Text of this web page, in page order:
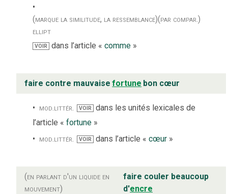
(marque la similitude, la ressemblance)(par compar.)
ellipt
VOIR dans l’article «comme »
faire contre mauvaise fortune bon cœur
mod.littér. VOIR
dans les unités lexicales de
l’article « fortune »
mod.littér. VOIR dans l’article « cœur»
(en parlant d'un liquide en
mouvement)
faire couler beaucoup
d'encre